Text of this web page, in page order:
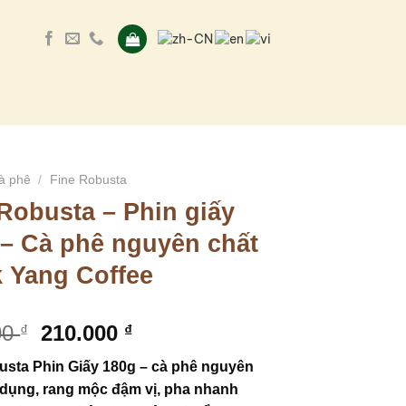
phê / Fine Robusta
– Phin giấy
Cà phê nguyên chất
Yang Coffee
₫
Original
price
was:
250.000 ₫.
210.000 ₫Current
price
is:
210.000 ₫.
Phin Giấy 180g – cà phê nguyên
rang mộc đậm vị, pha nhanh